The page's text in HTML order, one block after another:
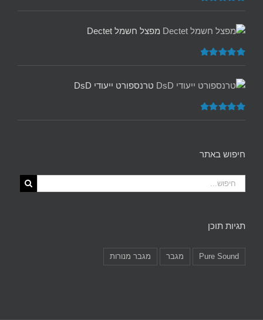
דורג5.00
מפצל חשמל Dectet
דורג5.00
טרנספורט ייעודי DsD
דורג5.00
חיפוש באתר
תגיות תוכן
Pure Sound מגבר מגבר מנורות